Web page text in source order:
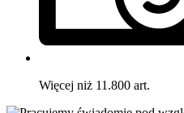
Więcej niż 11.800 art.